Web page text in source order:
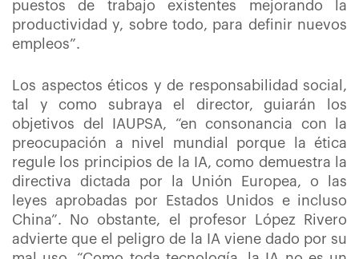
puestos de trabajo existentes mejorando la
productividad y, sobre todo, para definir nuevos
empleos”.
Los aspectos éticos y de responsabilidad social,
tal y como subraya el director, guiarán los
objetivos del IAUPSA, “en consonancia con la
preocupación a nivel mundial porque la ética
regule los principios de la IA, como demuestra la
directiva dictada por la Unión Europea, o las
leyes aprobadas por Estados Unidos e incluso
China”. No obstante, el profesor López Rivero
advierte que el peligro de la IA viene dado por su